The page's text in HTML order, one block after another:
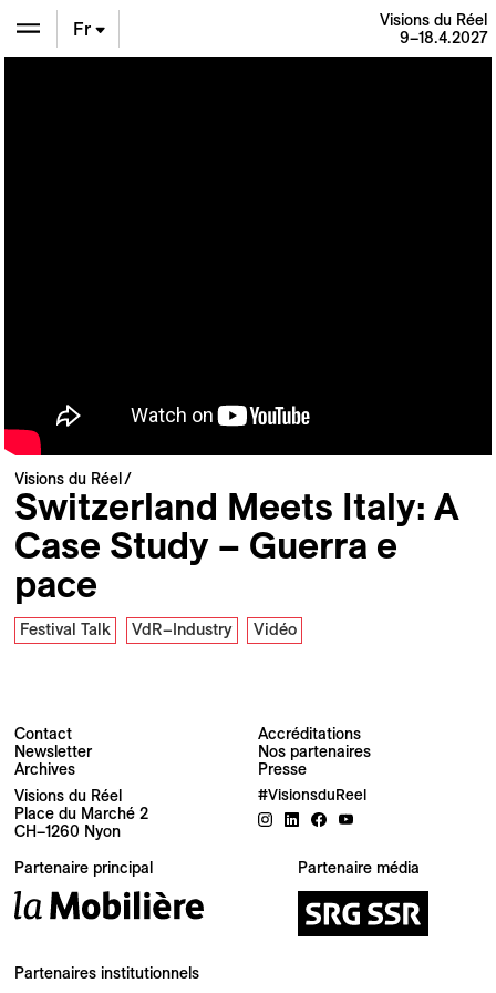
Fr
Visions du Réel
9–18.4.2027
Visions du Réel
Switzerland Meets Italy: A
Case Study – Guerra e
pace
Festival Talk VdR–Industry Vidéo
Contact
Newsletter
Archives
Accréditations
Nos partenaires
Presse
Visions du Réel
Place du Marché 2
CH–1260 Nyon
#VisionsduReel
Partenaire principal Partenaire média
Partenaires institutionnels
Newsletter
Votre adresse e-mail
Newsletter — FR
Nouvelles du Festival destinées au Public
Newsletter — EN